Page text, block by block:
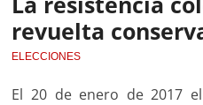
revuelta
ELECCIONES
El 20 de enero de 2017